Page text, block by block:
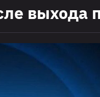
выхода